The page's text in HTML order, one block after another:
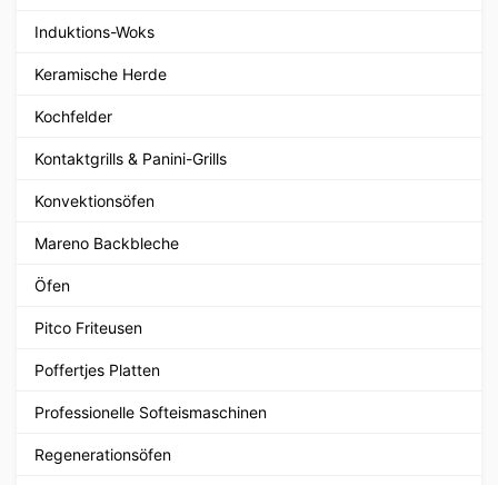
Induktions-Woks
Keramische Herde
Kochfelder
Kontaktgrills & Panini-Grills
Konvektionsöfen
Mareno Backbleche
Öfen
Pitco Friteusen
Poffertjes Platten
Professionelle Softeismaschinen
Regenerationsöfen